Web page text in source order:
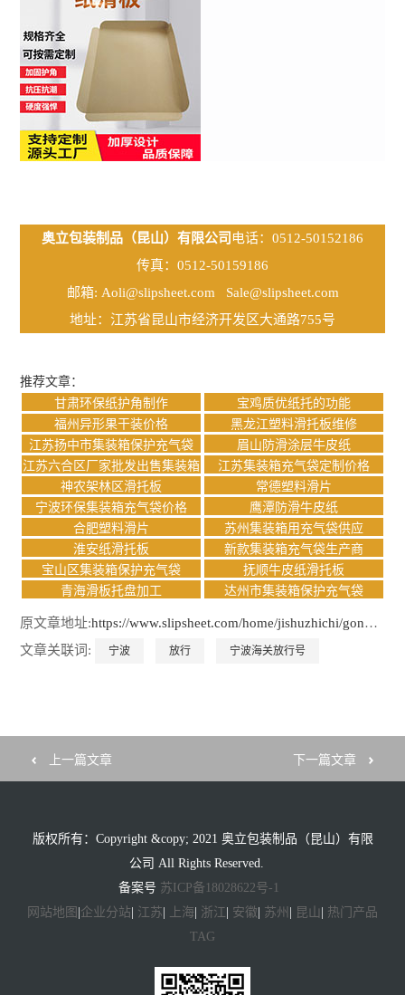
奥立包装制品（昆山）有限公司 电话：0512-50152186
传真：0512-50159186
邮箱: Aoli@slipsheet.com
Sale@slipsheet.com
地址：江苏省昆山市经济开发区大通路755号
推荐文章：
甘肃环保纸护角制作
宝鸡质优纸托的功能
福州异形果干装价格
黑龙江塑料滑托板维修
江苏扬中市集装箱保护充气袋
眉山防滑涂层牛皮纸
江苏六合区厂家批发出售集装箱
充气袋
江苏集装箱充气袋定制价格
神农架林区滑托板
常德塑料滑片
宁波环保集装箱充气袋价格
鹰潭防滑牛皮纸
合肥塑料滑片
苏州集装箱用充气袋供应
淮安纸滑托板
新款集装箱充气袋生产商
宝山区集装箱保护充气袋
抚顺牛皮纸滑托板
青海滑板托盘加工
达州市集装箱保护充气袋
原文章地址:https://www.slipsheet.com/home/jishuzhichi/gongsidongtai/10134.html
文章关联词:
宁波 放行 宁波海关放行号
上一篇文章 下一篇文章
版权所有：Copyright &copy; 2021 奥立包装制品（昆山）有限
公司 All Rights Reserved.
备案号 苏ICP备18028622号-1
网站地图 企业分站 江苏 上海 浙江 安徽 苏州 昆山 热门产品
TAG